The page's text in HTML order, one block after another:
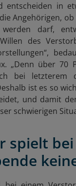
entscheiden in
Angehörigen,
werden darf,
des
„Denn über 70
bei letzterem
ist es so
und damit
schwierigen
spielt